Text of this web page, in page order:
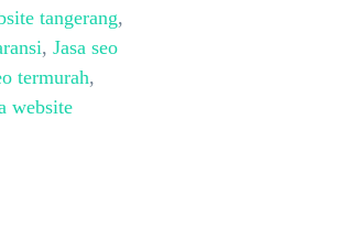
tangerang,
, Jasa seo
termurah,
website